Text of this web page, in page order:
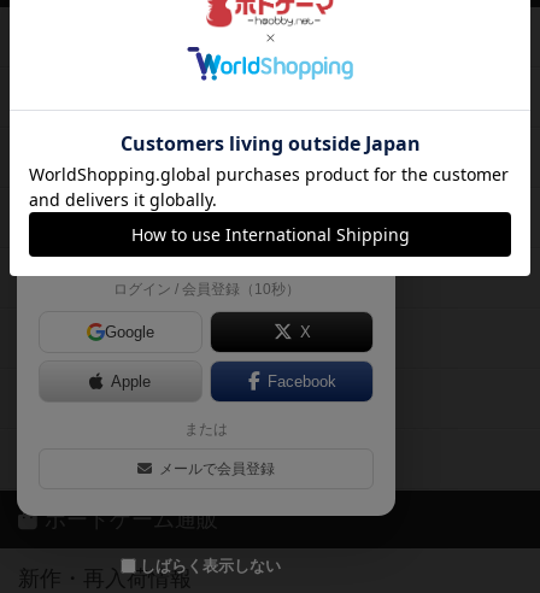
て、
自分のデータを管理しませんか？
がボドゲーマを利用中！
遊んだボードゲームを記録する
気になるゲームのレビューを読む
お気に入り作品・所有リストの共
有
ログイン / 会員登録（10秒）
Google X
Apple Facebook
または
メールで会員登録
しばらく表示しない
ボードゲーム会情報
メカニクス特集
掲示板・トピックス
ボドとも・会員一覧
ボードゲーム業界コラム
ボドゲーマご利用案内
ボードゲーム通販
新作・再入荷情報